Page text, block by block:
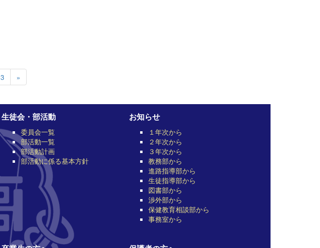
3 »
生徒会・部活動
委員会一覧
部活動一覧
部活動計画
部活動に係る基本方針
お知らせ
１年次から
２年次から
３年次から
教務部から
進路指導部から
生徒指導部から
図書部から
渉外部から
保健教育相談部から
事務室から